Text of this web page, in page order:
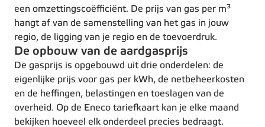
een omzettingscoëfficiënt. De prijs van gas per m³
hangt af van de samenstelling van het gas in jouw
regio, de ligging van je regio en de toevoerdruk.
De opbouw van de aardgasprijs
De gasprijs is opgebouwd uit drie onderdelen: de
eigenlijke prijs voor gas per kWh, de netbeheerkosten
en de heffingen, belastingen en toeslagen van de
overheid. Op de Eneco tariefkaart kan je elke maand
bekijken hoeveel elk onderdeel precies bedraagt.